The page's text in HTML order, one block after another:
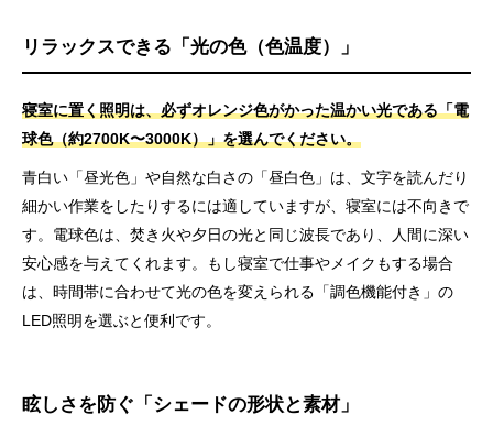
リラックスできる「光の色（色温度）」
寝室に置く照明は、必ずオレンジ色がかった温かい光である「電
球色（約2700K〜3000K）」を選んでください。
青白い「昼光色」や自然な白さの「昼白色」は、文字を読んだり
細かい作業をしたりするには適していますが、寝室には不向きで
す。電球色は、焚き火や夕日の光と同じ波長であり、人間に深い
安心感を与えてくれます。もし寝室で仕事やメイクもする場合
は、時間帯に合わせて光の色を変えられる「調色機能付き」の
LED照明を選ぶと便利です。
眩しさを防ぐ「シェードの形状と素材」